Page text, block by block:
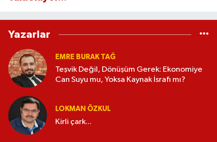
Yazarlar
EMRE BURAK TAĞ
Teşvik Değil, Dönüşüm Gerek: Ekonomiye
Can Suyu mu, Yoksa Kaynak İsrafı mı?
LOKMAN ÖZKUL
Kirli çark...